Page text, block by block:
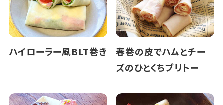
ハイローラー風BLT巻き
春巻の皮でハムとチー
ズのひとくちブリトー